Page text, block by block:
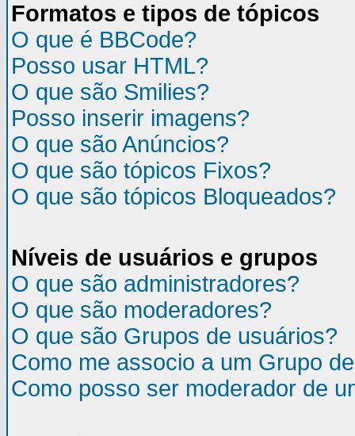
Formatos e tipos de tópicos
O que é BBCode?
Posso usar HTML?
O que são Smilies?
Posso inserir imagens?
O que são Anúncios?
O que são tópicos Fixos?
O que são tópicos Bloqueados?
Níveis de usuários e grupos
O que são administradores?
O que são moderadores?
O que são Grupos de usuários?
Como me associo a um Grupo
Como posso ser moderador de